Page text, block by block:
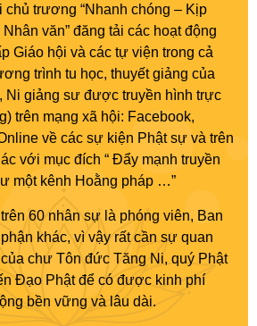
trương “Nhanh chóng – Kịp
văn” đăng tải các hoạt động
Giáo hội và các tự viện trong cả
trình tu học, thuyết giảng của
Ni giảng sư được truyền hình trực
trên mạng xã hội: Facebook,
về các sự kiện Phật sự và trên
với mục đích “ Đẩy mạnh truyền
một kênh Hoằng pháp …”
60 nhân sự là phóng viên, Ban
khác, vì vậy rất cần sự quan
chư Tôn đức Tăng Ni, quý Phật
Đạo Phật để có được kinh phí
bền vững và lâu dài.